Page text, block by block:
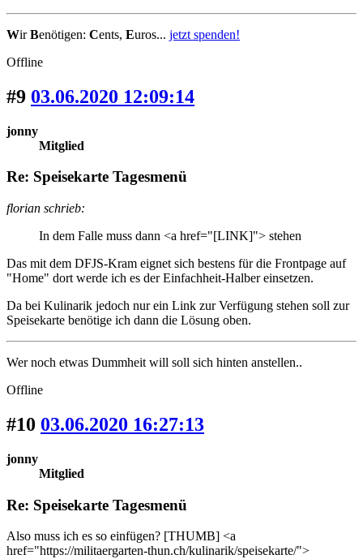
WirBenötigen: Cents, Euros... jetzt spenden!
Offline
#9 03.06.2020 12:09:14
jonny
Mitglied
Re: Speisekarte Tagesmenü
florian schrieb:
In dem Falle muss dann <a href="[LINK]"> stehen
Das mit dem DFJS-Kram eignet sich bestens für die Frontpage auf
"Home" dort werde ich es der Einfachheit-Halber einsetzen.
Da bei Kulinarik jedoch nur ein Link zur Verfügung stehen soll zur
Speisekarte benötige ich dann die Lösung oben.
Wer noch etwas Dummheit will soll sich hinten anstellen..
Offline
#10 03.06.2020 16:27:13
jonny
Mitglied
Re: Speisekarte Tagesmenü
Also muss ich es so einfügen? [THUMB] <a
href="https://militaergarten-thun.ch/kulinarik/speisekarte/">